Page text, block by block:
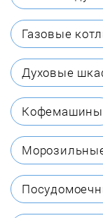
Газовые
Духовые
Кофемашины